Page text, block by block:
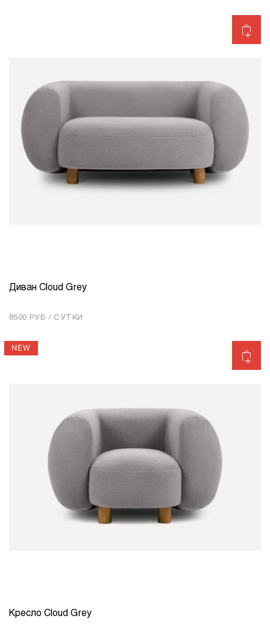
КОЛИЧЕСТВО 1
Диван Cloud Grey
8500 РУБ / СУТКИ
КОЛИЧЕСТВО 1
Кресло Cloud Grey